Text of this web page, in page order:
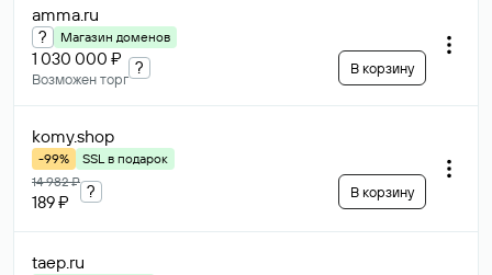
amma.ru
? Магазин доменов
1 030 000 ₽
Возможен торг
? В корзину
komy.shop
-99%
SSL в подарок
14 982 ₽
189 ₽
? В корзину
taep.ru